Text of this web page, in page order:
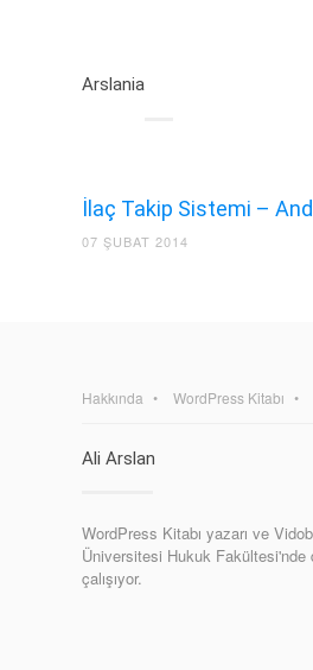
Arslania
İlaç Takip Sistemi –
07 ŞUBAT 2014
Hakkında WordPress Kitabı
Ali Arslan
WordPress Kitabı yazarı ve
Üniversitesi Hukuk
çalışıyor.